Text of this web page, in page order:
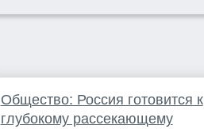
Общество: Россия готовится к
глубокому рассекающему